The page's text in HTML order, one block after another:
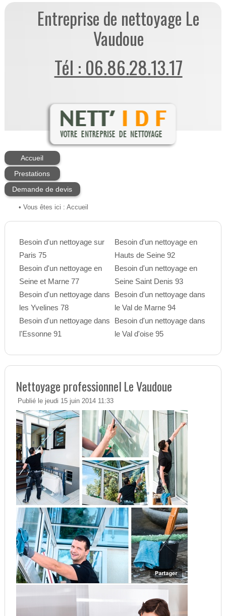
Entreprise de nettoyage Le
Vaudoue
Tél : 06.86.28.13.17
Accueil
Prestations
Demande de devis
• Vous êtes ici : Accueil
Besoin d'un nettoyage sur
Paris 75
Besoin d'un nettoyage en
Seine et Marne 77
Besoin d'un nettoyage dans
les Yvelines 78
Besoin d'un nettoyage dans
l'Essonne 91
Besoin d'un nettoyage en
Hauts de Seine 92
Besoin d'un nettoyage en
Seine Saint Denis 93
Besoin d'un nettoyage dans
le Val de Marne 94
Besoin d'un nettoyage dans
le Val d'oise 95
Nettoyage professionnel Le Vaudoue
Publié le jeudi 15 juin 2014 11:33